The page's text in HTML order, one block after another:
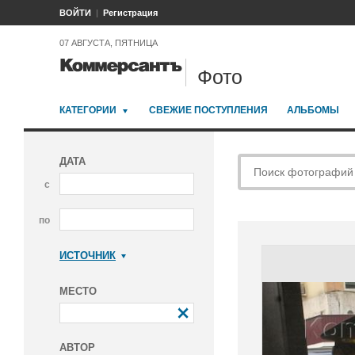
ВОЙТИ Регистрация
07 АВГУСТА, ПЯТНИЦА
Фото
КАТЕГОРИИ СВЕЖИЕ ПОСТУПЛЕНИЯ АЛЬБОМЫ
ДАТА
с
по
ИСТОЧНИК
МЕСТО
АВТОР